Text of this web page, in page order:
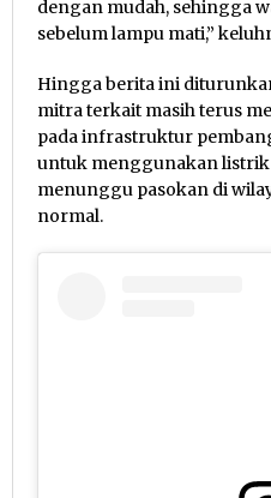
dengan mudah, sehingga
sebelum lampu mati,”
Hingga berita ini
mitra terkait masih terus
pada infrastruktur
untuk menggunakan listrik
menunggu pasokan di
normal.